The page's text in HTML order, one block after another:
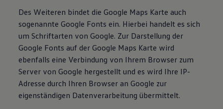
Des Weiteren bindet die Google Maps Karte auch
sogenannte Google Fonts ein. Hierbei handelt es sich
um Schriftarten von Google. Zur Darstellung der
Google Fonts auf der Google Maps Karte wird
ebenfalls eine Verbindung von Ihrem Browser zum
Server von Google hergestellt und es wird Ihre IP-
Adresse durch Ihren Browser an Google zur
eigenständigen Datenverarbeitung übermittelt.